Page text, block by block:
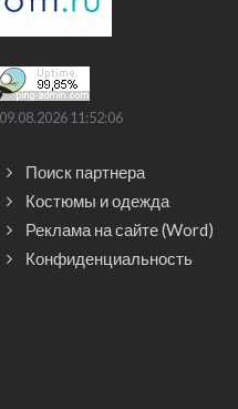
11:52:06
Поиск партнера
Костюмы и одежда
Реклама на сайте (Word)
Конфиденциальность